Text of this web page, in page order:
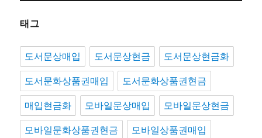
태그
도서문상매입 도서문상현금 도서문상현금화
도서문화상품권매입 도서문화상품권현금
매입현금화 모바일문상매입 모바일문상현금
모바일문화상품권현금 모바일상품권매입